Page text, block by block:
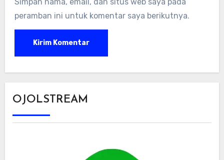
peramban ini untuk komentar saya berikutnya.
OJOLSTREAM